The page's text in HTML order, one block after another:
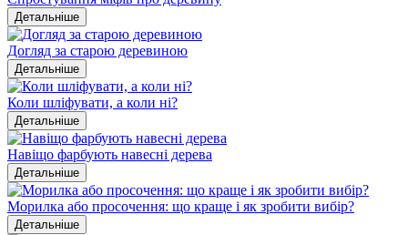
Детальніше
Догляд за старою деревиною
Детальніше
Коли шліфувати, а коли ні?
Детальніше
Навіщо фарбують навесні дерева
Детальніше
Морилка або просочення: що краще і як зробити вибір?
Детальніше